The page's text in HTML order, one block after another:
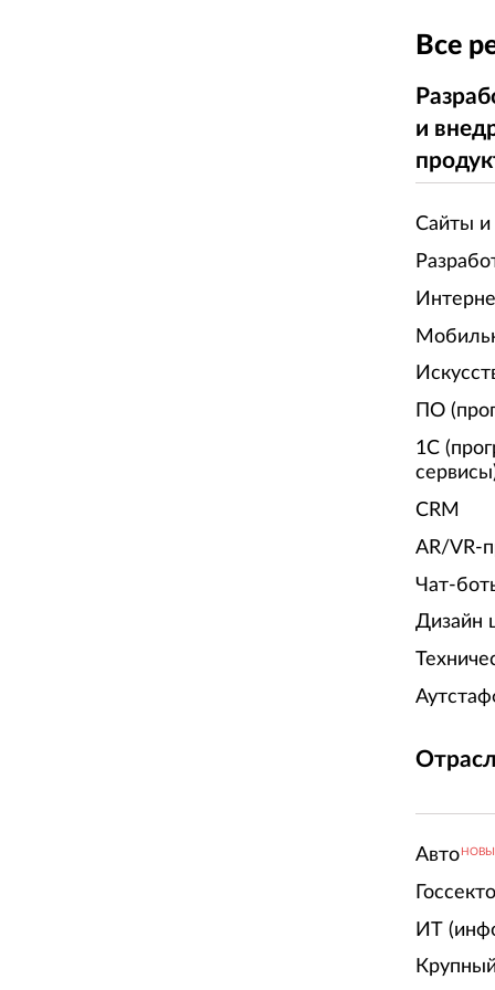
Все
и
Сайты и
ПО
1С
CRM
AR/VR-
Чат-
Дизайн
Авто
ИТ